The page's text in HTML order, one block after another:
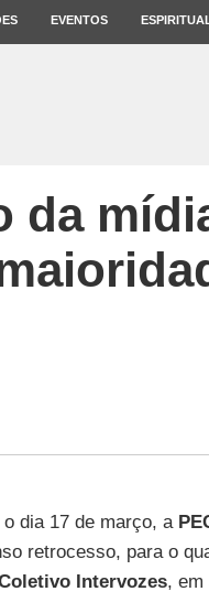
EVENTOS
da
dia 17 de março, a
retrocesso, para o
Intervozes, em